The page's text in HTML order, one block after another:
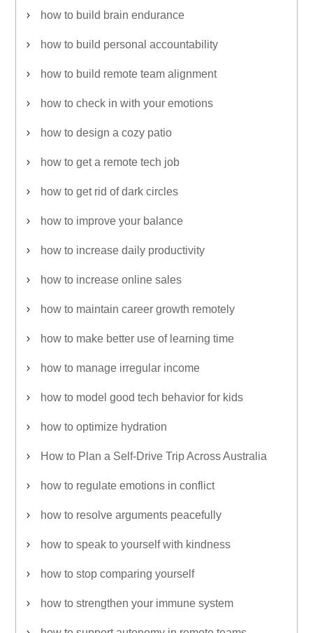
how to build brain endurance
how to build personal accountability
how to build remote team alignment
how to check in with your emotions
how to design a cozy patio
how to get a remote tech job
how to get rid of dark circles
how to improve your balance
how to increase daily productivity
how to increase online sales
how to maintain career growth remotely
how to make better use of learning time
how to manage irregular income
how to model good tech behavior for kids
how to optimize hydration
How to Plan a Self-Drive Trip Across Australia
how to regulate emotions in conflict
how to resolve arguments peacefully
how to speak to yourself with kindness
how to stop comparing yourself
how to strengthen your immune system